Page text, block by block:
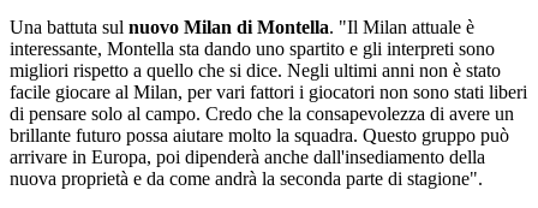
Una battuta sul nuovo Milan di Montella. "Il Milan attuale è
interessante, Montella sta dando uno spartito e gli interpreti sono
migliori rispetto a quello che si dice. Negli ultimi anni non è stato
facile giocare al Milan, per vari fattori i giocatori non sono stati liberi
di pensare solo al campo. Credo che la consapevolezza di avere un
brillante futuro possa aiutare molto la squadra. Questo gruppo può
arrivare in Europa, poi dipenderà anche dall'insediamento della
nuova proprietà e da come andrà la seconda parte di stagione".